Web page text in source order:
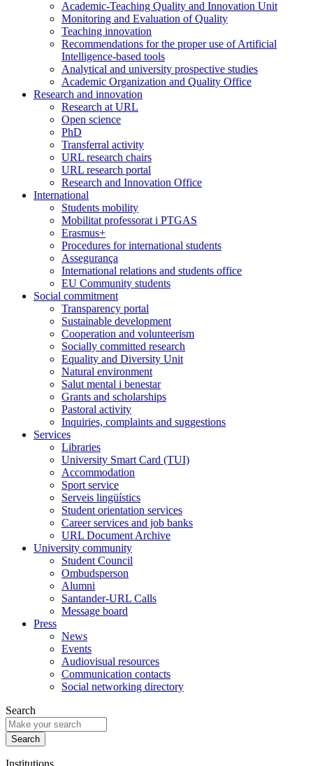
Academic-Teaching Quality and Innovation Unit
Monitoring and Evaluation of Quality
Teaching innovation
Recommendations for the proper use of Artificial
Intelligence-based tools
Analytical and university prospective studies
Academic Organization and Quality Office
Research and innovation
Research at URL
Open science
PhD
Transferral activity
URL research chairs
URL research portal
Research and Innovation Office
International
Students mobility
Mobilitat professorat i PTGAS
Erasmus+
Procedures for international students
Assegurança
International relations and students office
EU Community students
Social commitment
Transparency portal
Sustainable development
Cooperation and volunteerism
Socially committed research
Equality and Diversity Unit
Natural environment
Salut mental i benestar
Grants and scholarships
Pastoral activity
Inquiries, complaints and suggestions
Services
Libraries
University Smart Card (TUI)
Accommodation
Sport service
Serveis lingüístics
Student orientation services
Career services and job banks
URL Document Archive
University community
Student Council
Ombudsperson
Alumni
Santander-URL Calls
Message board
Press
News
Events
Audiovisual resources
Communication contacts
Social networking directory
Search
Institutions